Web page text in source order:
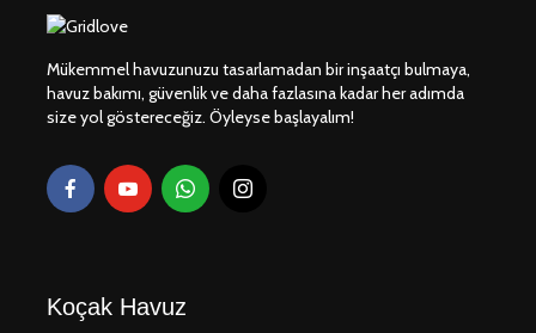
Mükemmel havuzunuzu tasarlamadan bir inşaatçı bulmaya,
havuz bakımı, güvenlik ve daha fazlasına kadar her adımda
size yol göstereceğiz. Öyleyse başlayalım!
Koçak Havuz
İnşaat